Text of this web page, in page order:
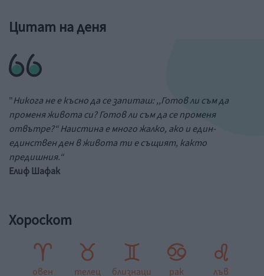
Цитат на деня
"Никога не е късно да се запиташ: ,,Готов ли съм да
променя живота си? Готов ли съм да се променя
отвътре?“ Наистина е много жалко, ако и един-
единствен ден в живота ти е същият, както
предишния.“
Елиф Шафак
Хороскот
овен телец близнаци рак лъв